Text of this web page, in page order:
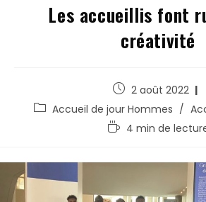
Les accueillis font
créativité
2 août 2022
Accueil de jour Hommes /
4 min de